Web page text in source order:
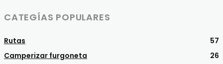
CATEGÍAS POPULARES
Rutas
57
Camperizar furgoneta
26